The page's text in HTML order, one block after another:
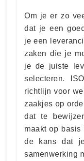
Om je er zo
dat je een
je een
zaken die je
je de juiste
selecteren.
richtlijn voor
zaakjes op
dat te
maakt op
de kans dat
samenwerking